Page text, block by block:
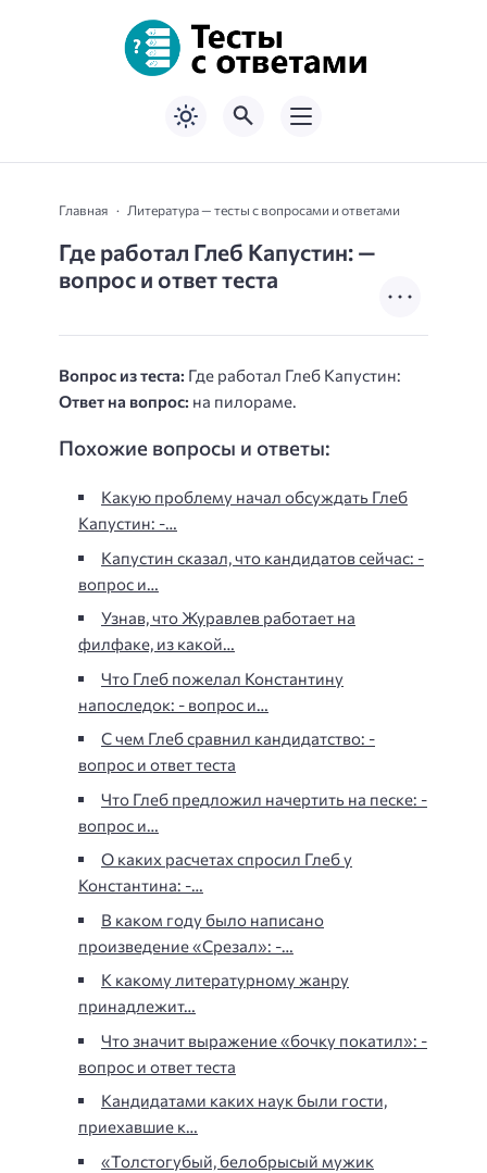
Главная Литература — тесты с вопросами и ответами
Где работал Глеб Капустин: —
вопрос и ответ теста
Вопрос из теста: Где работал Глеб Капустин:
Ответ на вопрос: на пилораме.
Похожие вопросы и ответы:
Какую проблему начал обсуждать Глеб
Капустин: -…
Капустин сказал, что кандидатов сейчас: -
вопрос и…
Узнав, что Журавлев работает на
филфаке, из какой…
Что Глеб пожелал Константину
напоследок: - вопрос и…
С чем Глеб сравнил кандидатство: -
вопрос и ответ теста
Что Глеб предложил начертить на песке: -
вопрос и…
О каких расчетах спросил Глеб у
Константина: -…
В каком году было написано
произведение «Срезал»: -…
К какому литературному жанру
принадлежит…
Что значит выражение «бочку покатил»: -
вопрос и ответ теста
Кандидатами каких наук были гости,
приехавшие к…
«Толстогубый, белобрысый мужик